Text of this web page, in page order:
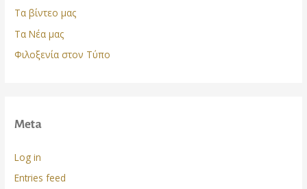
Τα βίντεο μας
Τα Νέα μας
Φιλοξενία στον Τύπο
Meta
Log in
Entries feed